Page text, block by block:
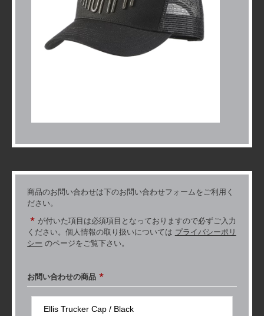
商品のお問い合わせは下のお問い合わせフォームをご利用く
ださい。
* が付いた項目は必須項目となっておりますので必ずご入力
ください。個人情報の取り扱いについては プライバシーポリ
シー のページをご覧下さい。
お問い合わせの商品 *